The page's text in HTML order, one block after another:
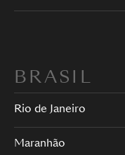
BRASIL
Rio de Janeiro
Maranhão